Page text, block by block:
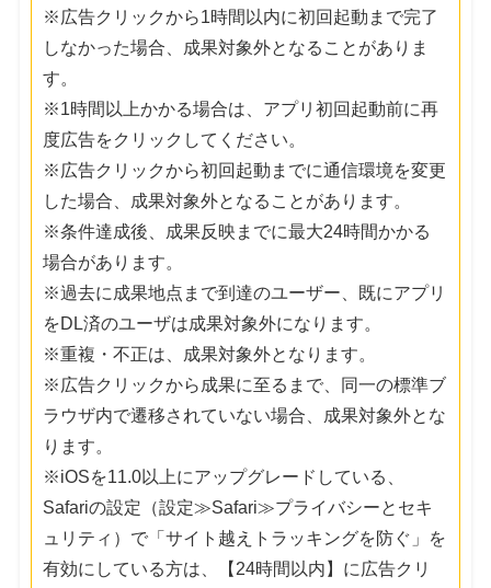
※広告クリックから1時間以内に初回起動まで完了
しなかった場合、成果対象外となることがありま
す。
※1時間以上かかる場合は、アプリ初回起動前に再
度広告をクリックしてください。
※広告クリックから初回起動までに通信環境を変更
した場合、成果対象外となることがあります。
※条件達成後、成果反映までに最大24時間かかる
場合があります。
※過去に成果地点まで到達のユーザー、既にアプリ
をDL済のユーザは成果対象外になります。
※重複・不正は、成果対象外となります。
※広告クリックから成果に至るまで、同一の標準ブ
ラウザ内で遷移されていない場合、成果対象外とな
ります。
※iOSを11.0以上にアップグレードしている、
Safariの設定（設定≫Safari≫プライバシーとセキ
ュリティ）で「サイト越えトラッキングを防ぐ」を
有効にしている方は、【24時間以内】に広告クリ